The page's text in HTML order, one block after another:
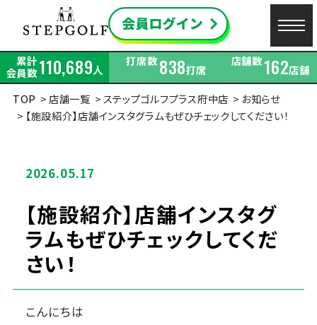
累計
会員数110,689人
打席数838打席
店舗数162店舗
TOP
店舗一覧 ステップゴルフプラス府中店
お知らせ
【施設紹介】店舗インスタグラムもぜひチェックしてください！
2026.05.17
【施設紹介】店舗インスタグ
ラムもぜひチェックしてくだ
さい！
こんにちは